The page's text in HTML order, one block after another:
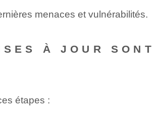
menaces et vulnérabilités.
À JOUR SONT
étapes :